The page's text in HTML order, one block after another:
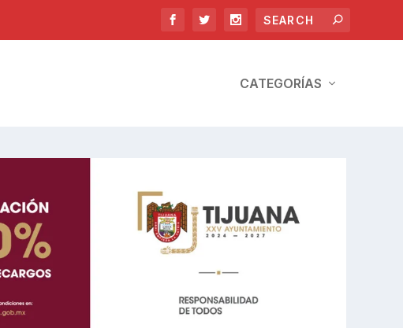
CATEGORÍAS